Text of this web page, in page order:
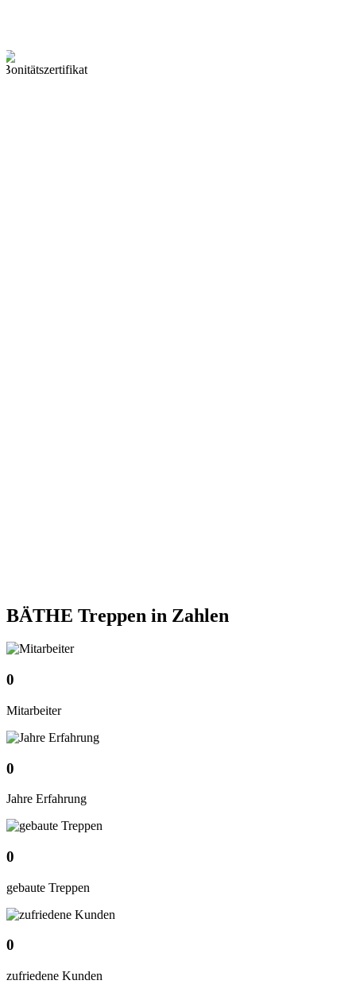
BÄTHE Treppen in Zahlen
0
Mitarbeiter
0
Jahre Erfahrung
0
gebaute Treppen
0
zufriedene Kunden